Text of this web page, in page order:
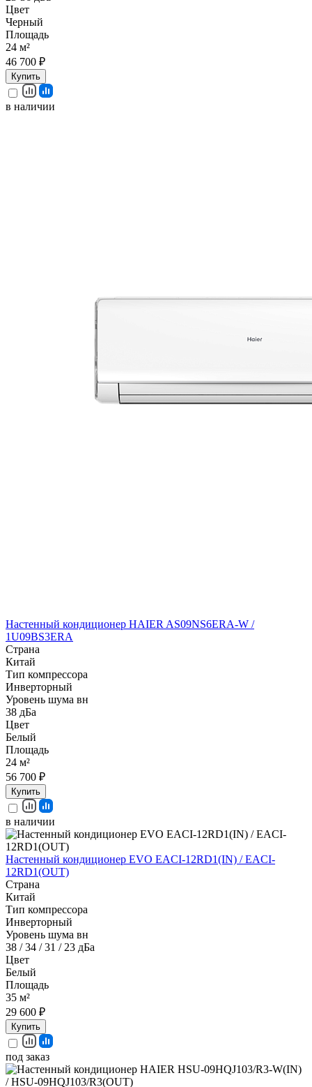
Цвет
Черный
Площадь
24 м²
46 700 ₽
Купить
в наличии
Настенный кондиционер HAIER AS09NS6ERA-W /
1U09BS3ERA
Страна
Китай
Тип компрессора
Инверторный
Уровень шума вн
38 дБа
Цвет
Белый
Площадь
24 м²
56 700 ₽
Купить
в наличии
Настенный кондиционер EVO EACI-12RD1(IN) / EACI-
12RD1(OUT)
Страна
Китай
Тип компрессора
Инверторный
Уровень шума вн
38 / 34 / 31 / 23 дБа
Цвет
Белый
Площадь
35 м²
29 600 ₽
Купить
под заказ